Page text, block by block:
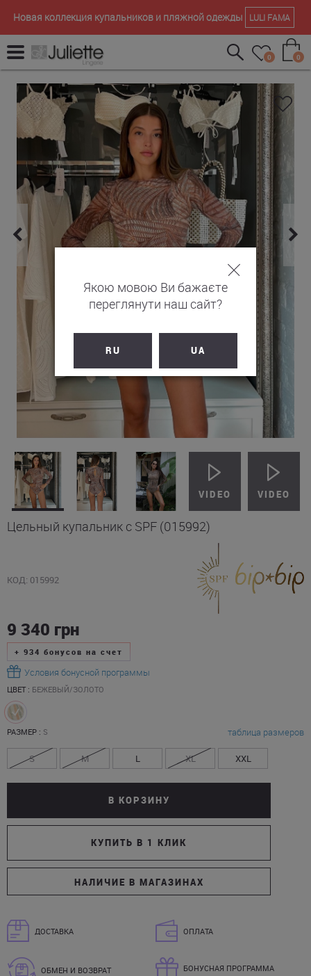
Новая коллекция купальников и пляжной одежды LULI FAMA
0 0
Цельный купальник с SPF (015992)
КОД: 015992
9 340 грн
+ 934 бонусов на счет
Условия бонусной программы
ЦВЕТ : БЕЖЕВЫЙ/ЗОЛОТО
РАЗМЕР : S таблица размеров
S M L XL XXL
В КОРЗИНУ
КУПИТЬ В 1 КЛИК
НАЛИЧИЕ В МАГАЗИНАХ
ДОСТАВКА ОПЛАТА
ОБМЕН И ВОЗВРАТ БОНУСНАЯ ПРОГРАММА
Якою мовою Ви бажаєте
переглянути наш сайт?
RU UA